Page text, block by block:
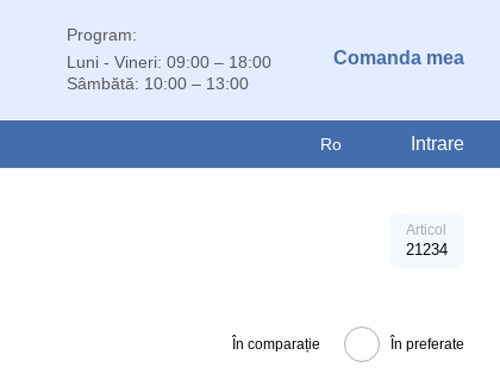
Program:
Luni - Vineri: 09:00 – 18:00
Sâmbătă: 10:00 – 13:00
Comanda mea
Ro Intrare
Articol
21234
În comparație În preferate